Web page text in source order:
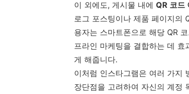
이 외에도, 게시물 내에 QR 코드
로그 포스팅이나 제품 페이지의
용자는 스마트폰으로 해당 QR
프라인 마케팅을 결합하는 데
게 해줍니다.
이처럼 인스타그램은 여러 가지
장단점을 고려하여 자신의 계정